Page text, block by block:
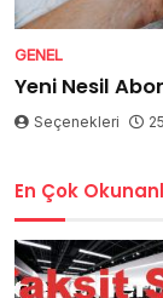
GENEL
Yeni Nesil
Seçenekleri
En Çok